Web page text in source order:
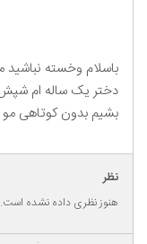
باسلام وخسته
دختر یک ساله ام شپش
بشیم بدون کوتاهی
نظر
هنوز نظری داده نشده است.